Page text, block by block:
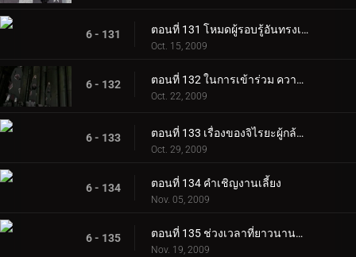
6 - 131 ตอนที่ 131 โหมดผู้รอบรู้อันทรงเกียรติ!
Oct. 15, 2009
6 - 132 ตอนที่ 132 ในการเข้าร่วม ความเจ็บปวด 6 วิถี
Oct. 22, 2009
6 - 133 ตอนที่ 133 เรื่องของจิไรยะผู้กล้าหาญ
Oct. 29, 2009
6 - 134 ตอนที่ 134 คำเชิญงานเลี้ยง
Nov. 05, 2009
6 - 135 ตอนที่ 135 ช่วงเวลาที่ยาวนานที่สุด
Nov. 19, 2009